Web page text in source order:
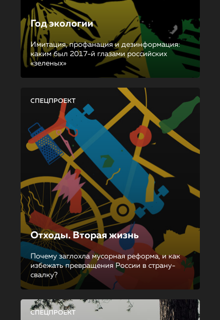
Год экологии
Имитация, профанация и дезинформация:
каким был 2017-й глазами российских
«зеленых»
СПЕЦПРОЕКТ
Отходы. Вторая жизнь
Почему заглохла мусорная реформа, и как
избежать превращения России в страну-
свалку?
СПЕЦПРОЕКТ